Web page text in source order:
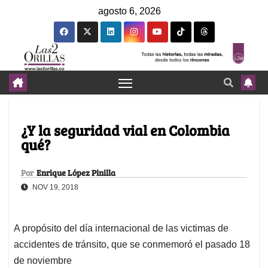
agosto 6, 2026
¿Y la seguridad vial en Colombia
qué?
Por Enrique López Pinilla
NOV 19, 2018
A propósito del día internacional de las victimas de
accidentes de tránsito, que se conmemoró el pasado 18
de noviembre